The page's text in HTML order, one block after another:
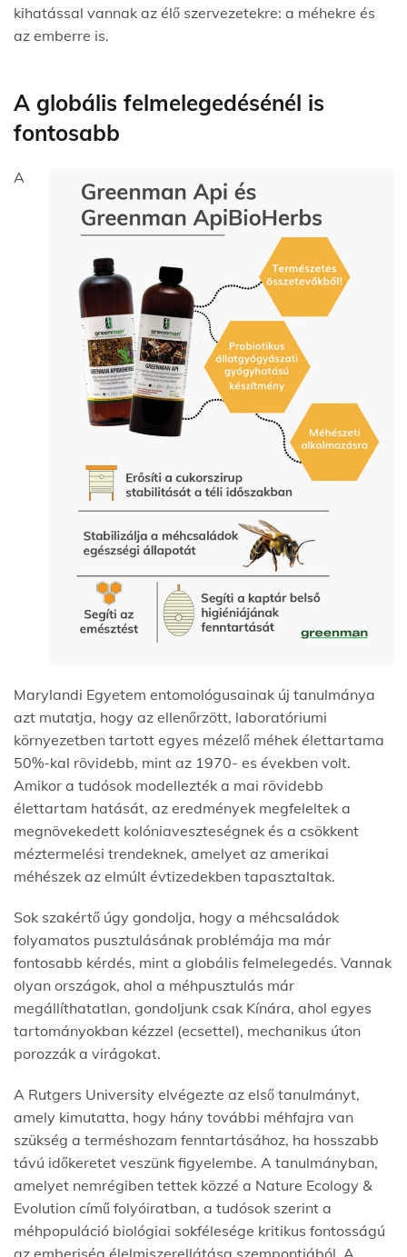
kihatással vannak az élő szervezetekre: a méhekre és
az emberre is.
A globális felmelegedésénél is
fontosabb
A
Marylandi Egyetem entomológusainak új tanulmánya
azt mutatja, hogy az ellenőrzött, laboratóriumi
környezetben tartott egyes mézelő méhek élettartama
50%-kal rövidebb, mint az 1970- es években volt.
Amikor a tudósok modellezték a mai rövidebb
élettartam hatását, az eredmények megfeleltek a
megnövekedett kolóniaveszteségnek és a csökkent
méztermelési trendeknek, amelyet az amerikai
méhészek az elmúlt évtizedekben tapasztaltak.
Sok szakértő úgy gondolja, hogy a méhcsaládok
folyamatos pusztulásának problémája ma már
fontosabb kérdés, mint a globális felmelegedés. Vannak
olyan országok, ahol a méhpusztulás már
megállíthatatlan, gondoljunk csak Kínára, ahol egyes
tartományokban kézzel (ecsettel), mechanikus úton
porozzák a virágokat.
A Rutgers University elvégezte az első tanulmányt,
amely kimutatta, hogy hány további méhfajra van
szükség a terméshozam fenntartásához, ha hosszabb
távú időkeretet veszünk figyelembe. A tanulmányban,
amelyet nemrégiben tettek közzé a Nature Ecology &
Evolution című folyóiratban, a tudósok szerint a
méhpopuláció biológiai sokfélesége kritikus fontosságú
az emberiség élelmiszerellátása szempontjából. A